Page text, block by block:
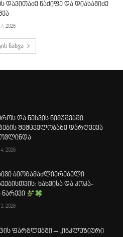
დავითაძე ნაქიფე და დიასამიძე
2026
ნახვა
და ნესვის ნიმუშებში
შემცველობაზე დარღვევა
2026
ბიოგამაძლიერებელი
ხახვისა და კოკა-
2026
ფარგლებში – „ინკლუზიური